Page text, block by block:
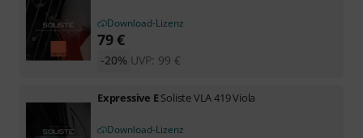
Download-Lizenz
79€
UVP: 99 €
-20%
Expressive ESoliste VLA 419 Viola
Download-Lizenz